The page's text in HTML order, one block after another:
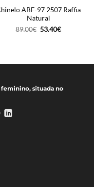
ABF-97 2507 Raffia
Natural
89.00€ O
53.40€O
situada no